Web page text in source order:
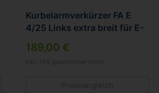
Kurbelarmverkürzer FA E
4/25 Links extra breit für E-
189,00 €